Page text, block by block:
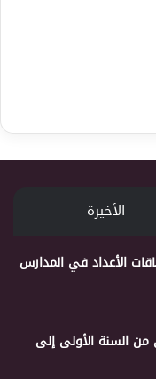
الأخيرة
الأعداد في المدارس
من السنة الأولى إلى